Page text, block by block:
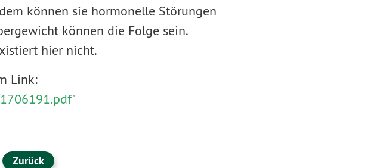
können sie hormonelle Störungen
können die Folge sein.
hier nicht.
Link:
"
Zurück